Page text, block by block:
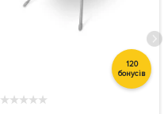
120
бонусів
★★★★★